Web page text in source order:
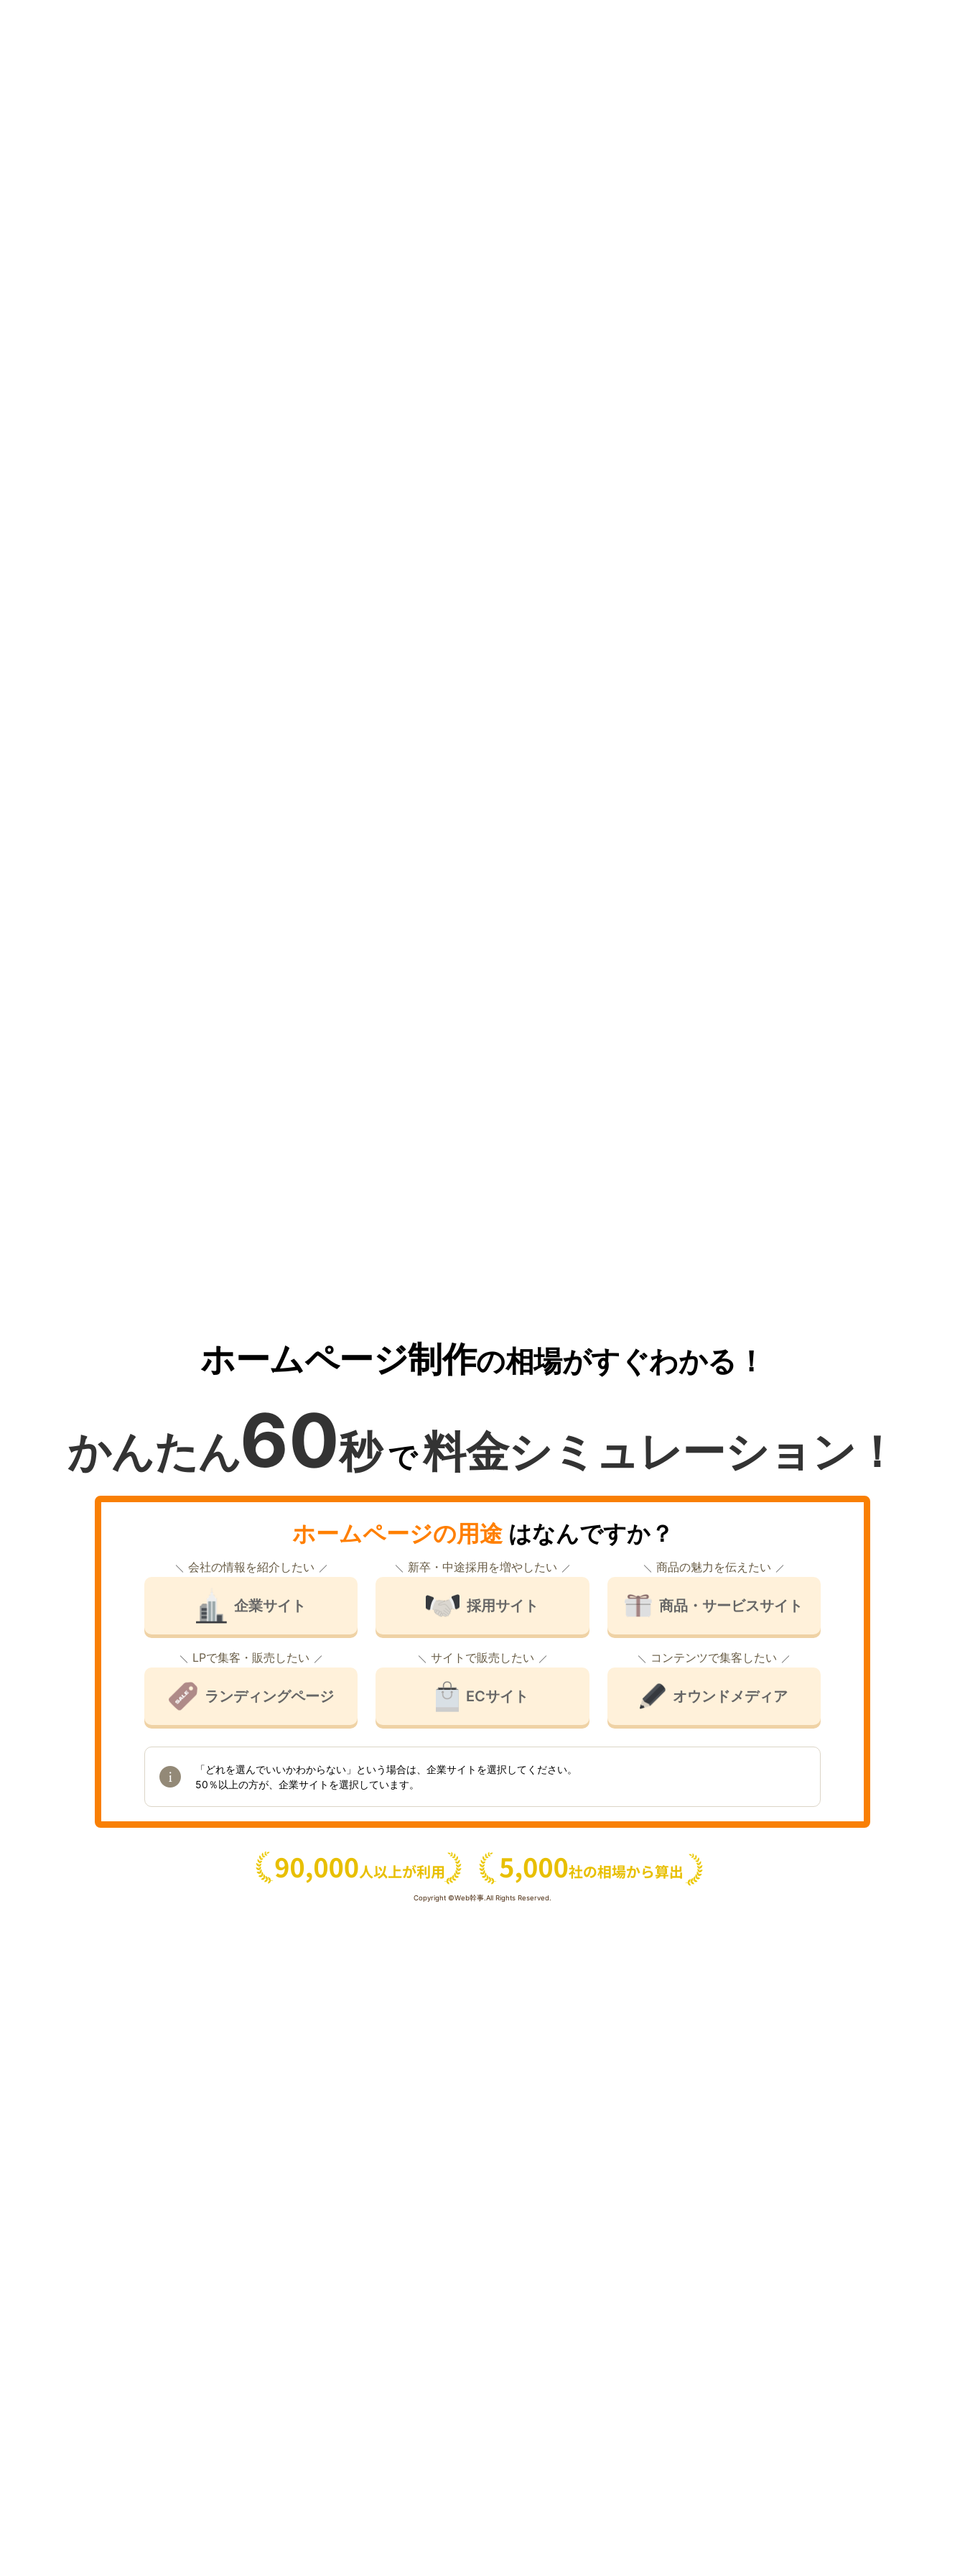
ホームページ制作の相場がすぐわかる！
かんたん60秒で料金シミュレーション！
ホームページの用途はなんですか？
会社の情報を紹介したい
企業サイト
新卒・中途採用を増やしたい
採用サイト
商品の魅力を伝えたい
商品・サービスサイト
LPで集客・販売したい
ランディングページ
サイトで販売したい
ECサイト
コンテンツで集客したい
オウンドメディア
「どれを選んでいいかわからない」という場合は、企業サイトを選択してください。
50％以上の方が、企業サイトを選択しています。
Copyright ©Web幹事.All Rights Reserved.